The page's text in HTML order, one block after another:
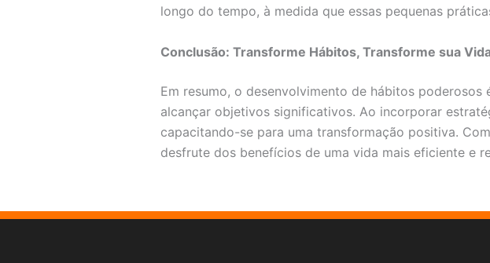
longo do tempo, à medida que essas pequenas
Conclusão: Transforme Hábitos, Transforme sua
Em resumo, o desenvolvimento de hábitos
alcançar objetivos significativos. Ao incorporar
capacitando-se para uma transformação positiva.
desfrute dos benefícios de uma vida mais eficiente e